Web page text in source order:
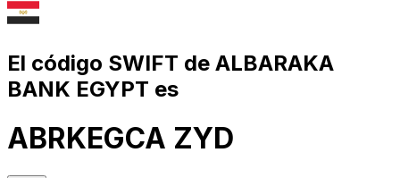
El código SWIFT de ALBARAKA
BANK EGYPT es
ABRKEGCA ZYD